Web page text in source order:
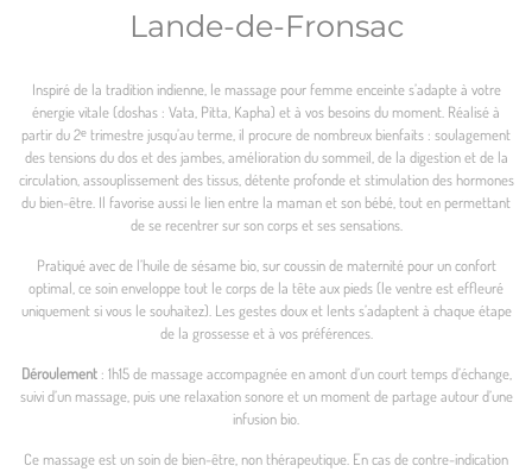
Lande-de-Fronsac
Inspiré de la tradition indienne, le massage pour femme enceinte s’adapte à votre
énergie vitale (doshas : Vata, Pitta, Kapha) et à vos besoins du moment. Réalisé à
partir du 2ᵉ trimestre jusqu’au terme, il procure de nombreux bienfaits : soulagement
des tensions du dos et des jambes, amélioration du sommeil, de la digestion et de la
circulation, assouplissement des tissus, détente profonde et stimulation des hormones
du bien-être. Il favorise aussi le lien entre la maman et son bébé, tout en permettant
de se recentrer sur son corps et ses sensations.
Pratiqué avec de l’huile de sésame bio, sur coussin de maternité pour un confort
optimal, ce soin enveloppe tout le corps de la tête aux pieds (le ventre est effleuré
uniquement si vous le souhaitez). Les gestes doux et lents s’adaptent à chaque étape
de la grossesse et à vos préférences.
Déroulement: 1h15 de massage accompagnée en amont d’un court temps d’échange,
suivi d’un massage, puis une relaxation sonore et un moment de partage autour d’une
infusion bio.
Ce massage est un soin de bien-être, non thérapeutique. En cas de contre-indication